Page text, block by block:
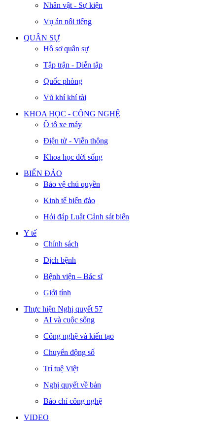
Nhân vật - Sự kiện
Vụ án nổi tiếng
QUÂN SỰ
Hồ sơ quân sự
Tập trận - Diễn tập
Quốc phòng
Vũ khí khí tài
KHOA HỌC - CÔNG NGHỆ
Ô tô xe máy
Điện tử - Viễn thông
Khoa học đời sống
BIỂN ĐẢO
Bảo vệ chủ quyền
Kinh tế biển đảo
Hỏi đáp Luật Cảnh sát biển
Y tế
Chính sách
Dịch bệnh
Bệnh viện – Bác sĩ
Giới tính
Thực hiện Nghị quyết 57
AI và cuộc sống
Công nghệ và kiến tạo
Chuyển động số
Trí tuệ Việt
Nghị quyết về bản
Báo chí công nghệ
VIDEO